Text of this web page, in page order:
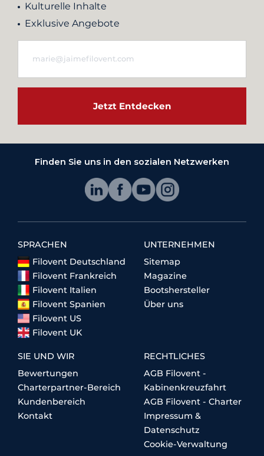
Kulturelle Inhalte
Exklusive Angebote
Jetzt Entdecken
Finden Sie uns in den sozialen Netzwerken
SPRACHEN
Filovent Deutschland
Filovent Frankreich
Filovent Italien
Filovent Spanien
Filovent US
Filovent UK
UNTERNEHMEN
Sitemap
Magazine
Bootshersteller
Über uns
SIE UND WIR
Bewertungen
Charterpartner-Bereich
Kundenbereich
Kontakt
RECHTLICHES
AGB Filovent -
Kabinenkreuzfahrt
AGB Filovent - Charter
Impressum &
Datenschutz
Cookie-Verwaltung